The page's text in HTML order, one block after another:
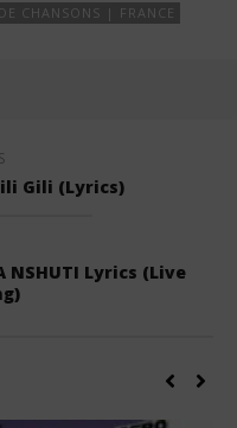
CHANSONS | FRANCE
Gili (Lyrics)
Lyrics (Live